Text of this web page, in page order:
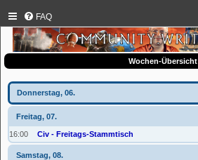
FAQ
Wochen-Übersicht
Donnerstag, 06.
Freitag, 07.
16:00 Civ - Freitags-Stammtisch
Samstag, 08.